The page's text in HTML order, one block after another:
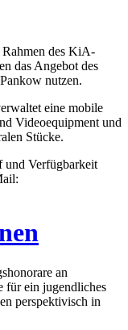
des KiA-
das Angebot des
nutzen.
eine mobile
Videoequipment und
Stücke.
und Verfügbarkeit
an
für ein jugend­­liches
perspek­­tivisch in